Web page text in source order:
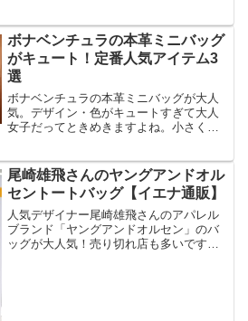
代にとくに評判がいいですね。人気があ
る理由とは。
ボナベンチュラの本革ミニバッグ
がキュート！定番人気アイテム3
選
ボナベンチュラの本革ミニバッグが大人
気。デザイン・色がキュートすぎて大人
女子だってときめきますよね。小さくて
フトにいかがでしょうか。
尾崎雄飛さんのヤングアンドオル
セントートバッグ【イエナ通販】
人気デザイナー尾崎雄飛さんのアパレル
ブランド「ヤングアンドオルセン」のバ
ッグが大人気！売り切れ店も多いですが